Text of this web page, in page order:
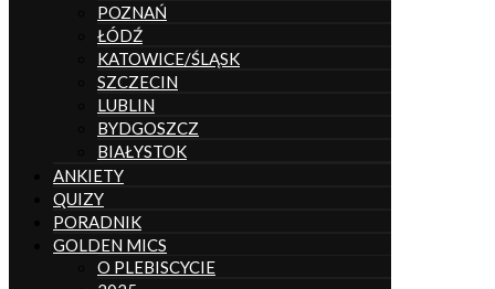
POZNAŃ
ŁÓDŹ
KATOWICE/ŚLĄSK
SZCZECIN
LUBLIN
BYDGOSZCZ
BIAŁYSTOK
ANKIETY
QUIZY
PORADNIK
GOLDEN MICS
O PLEBISCYCIE